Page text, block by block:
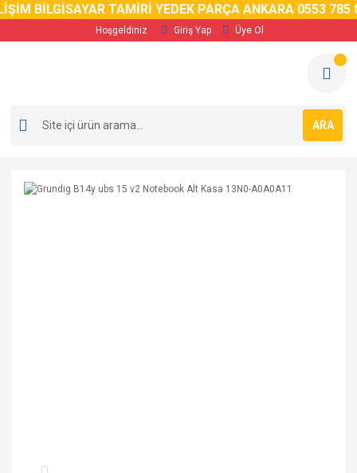
BİLGİSAYAR TAMİRİ YEDEK PARÇA ANKARA 0553 785 02
Hoşgeldiniz Giriş Yap Üye Ol
ARA